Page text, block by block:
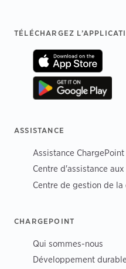
Footer
TÉLÉCHARGEZ
ASSISTANCE
Assistance ChargePoint
Centre d'assistance
Centre de gestion de
CHARGEPOINT
Qui sommes-nous
Développement durable